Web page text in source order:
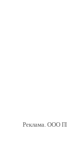
Реклама. ООО